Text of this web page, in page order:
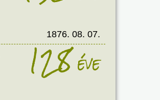
1876. 08. 07.
128éve